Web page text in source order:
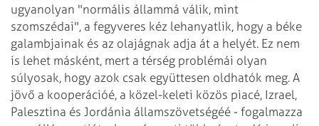
ugyanolyan "normális állammá válik, mint
szomszédai", a fegyveres kéz lehanyatlik, hogy a béke
galambjainak és az olajágnak adja át a helyét. Ez nem
is lehet másként, mert a térség problémái olyan
súlyosak, hogy azok csak együttesen oldhatók meg. A
jövő a kooperációé, a közel-keleti közös piacé, Izrael,
Palesztina és Jordánia államszövetségéé - fogalmazza